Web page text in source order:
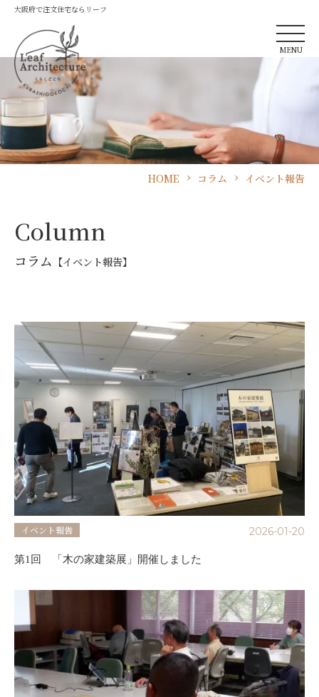
大阪府で注文住宅ならリーフ
MENU
HOME コラム イベント報告
Column
コラム 【イベント報告】
イベント報告 2026-01-20
第1回 「木の家建築展」開催しました